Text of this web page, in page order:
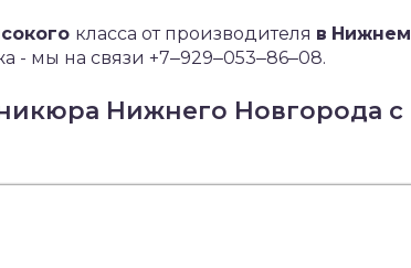
класса от производителя в Нижнем
- мы на связи +7‒929‒053‒86‒08.
Нижнего Новгорода с